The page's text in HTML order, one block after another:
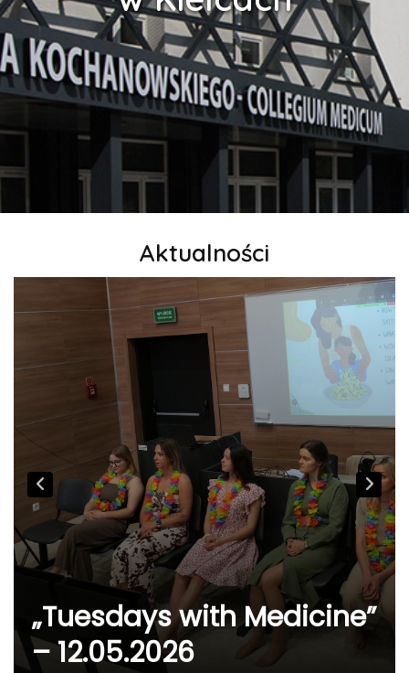
Aktualności
„Tuesdays with Medicine”
– 12.05.2026